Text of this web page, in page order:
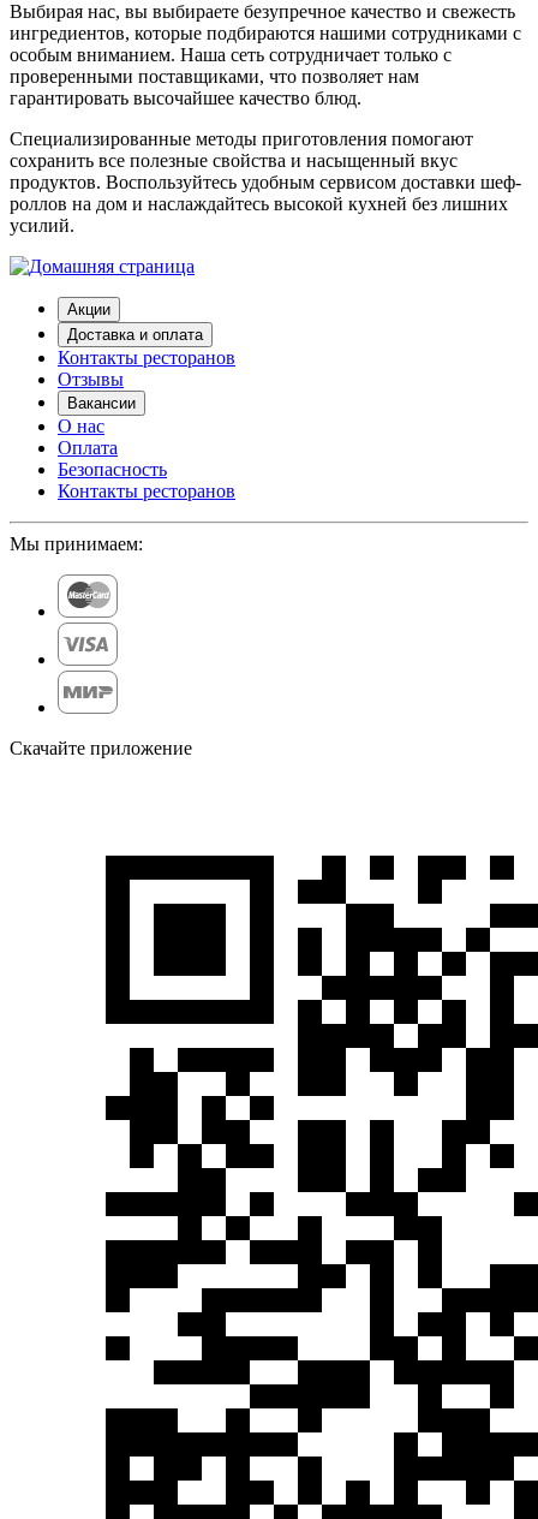
Выбирая нас, вы выбираете безупречное качество и свежесть
ингредиентов, которые подбираются нашими сотрудниками с
особым вниманием. Наша сеть сотрудничает только с
проверенными поставщиками, что позволяет нам
гарантировать высочайшее качество блюд.
Специализированные методы приготовления помогают
сохранить все полезные свойства и насыщенный вкус
продуктов. Воспользуйтесь удобным сервисом доставки шеф-
роллов на дом и наслаждайтесь высокой кухней без лишних
усилий.
Акции
Доставка и оплата
Контакты ресторанов
Отзывы
Вакансии
О нас
Оплата
Безопасность
Контакты ресторанов
Мы принимаем:
Скачайте приложение